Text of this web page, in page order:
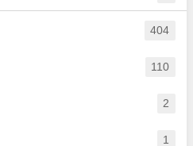
404
110
2
1